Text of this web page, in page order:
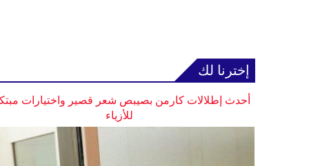
إخترنا لك
أحدث إطلالات كارمن بصيبص شعر قصير واختيارات
للأزياء